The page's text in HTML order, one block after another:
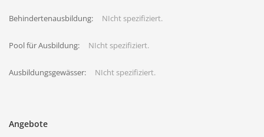
Behindertenausbildung: NIcht spezifiziert.
Pool für Ausbildung: NIcht spezifiziert.
Ausbildungsgewässer: NIcht spezifiziert.
Angebote